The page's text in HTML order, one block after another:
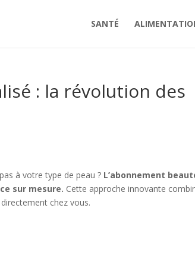
SANTÉ
: la révolution des
à votre type de peau ? L’abonnement
sur mesure. Cette approche innovante
chez vous.